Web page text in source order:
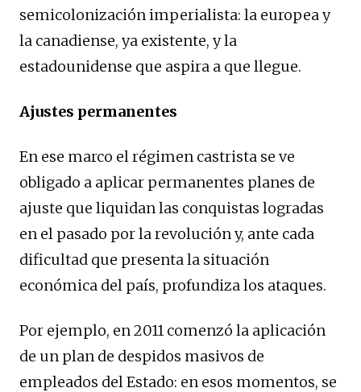
semicolonización imperialista: la europea y
la canadiense, ya existente, y la
estadounidense que aspira a que llegue.
Ajustes permanentes
En ese marco el régimen castrista se ve
obligado a aplicar permanentes planes de
ajuste que liquidan las conquistas logradas
en el pasado por la revolución y, ante cada
dificultad que presenta la situación
económica del país, profundiza los ataques.
Por ejemplo, en 2011 comenzó la aplicación
de un plan de despidos masivos de
empleados del Estado: en esos momentos, se